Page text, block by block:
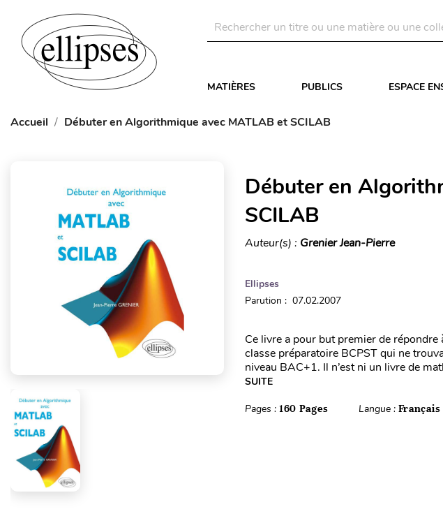
MATIÈRES PUBLICS ESPACE
Accueil Débuter en Algorithmique avec MATLAB et SCILAB
Débuter en
SCILAB
Auteur(s) : Grenier Jean-Pierre
Ellipses
Parution : 07.02.2007
Ce livre a pour but premier de répondre
classe préparatoire BCPST qui ne
niveau BAC+1. Il n’est ni un livre de
SUITE
Pages : 160 Pages Langue : Français